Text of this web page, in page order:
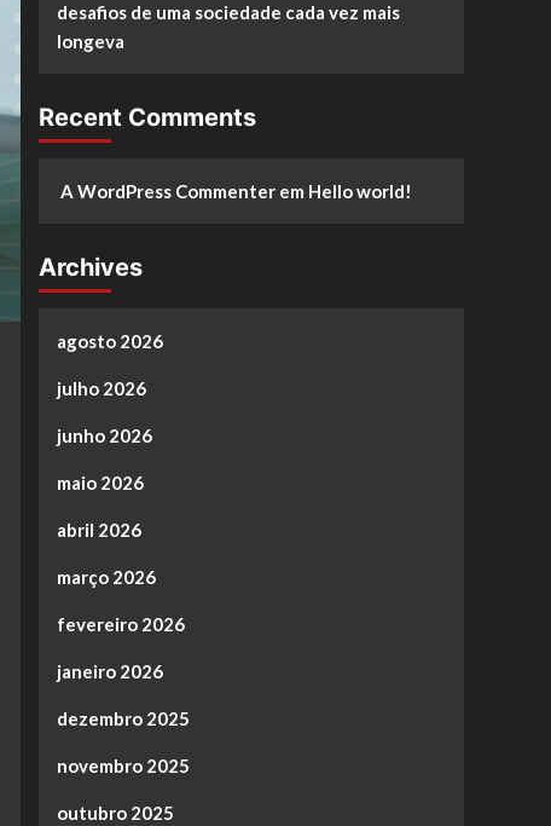
desafios de uma sociedade cada vez mais
longeva
Recent Comments
A WordPress Commenterem Hello world!
Archives
agosto 2026
julho 2026
junho 2026
maio 2026
abril 2026
março 2026
fevereiro 2026
janeiro 2026
dezembro 2025
novembro 2025
outubro 2025